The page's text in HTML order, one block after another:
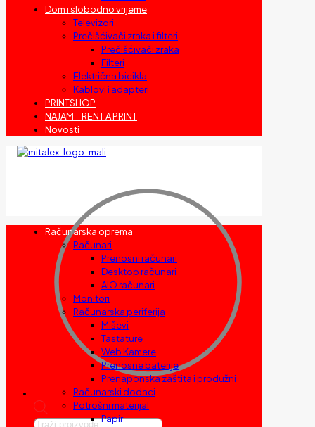
Dom i slobodno vrijeme
Televizori
Prečišćivači zraka i filteri
Prečišćivači zraka
Filteri
Električna bicikla
Kablovi i adapteri
PRINTSHOP
NAJAM – RENT A PRINT
Novosti
Products
Računarska oprema
Računari
Prenosni računari
Desktop računari
AIO računari
Monitori
Računarska periferija
Miševi
Tastature
Web Kamere
Prenosne baterije
Prenaponska zaštita i produžni
Računarski dodaci
Potrošni materijal
Papir